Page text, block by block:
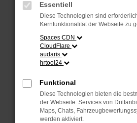
Hier sind ein paar Tipps, die dir
Überprüfe deine Firewall
Internetverbindung.
Laden andere Webseiten, zum
Suchmaschine?
Manche Erweiterungen, wie
können das Laden
verhindern. Funktioniert die
anderen Browser oder in
Essentiell
Diese Technologien sind
Kernfunktionalität der Webseite zu
Spaces CDN
CloudFlare
audaris
hrtool24
Funktional
Diese Technologien bieten die
der Webseite. Services von
Maps, Chats,
werden aktiviert.